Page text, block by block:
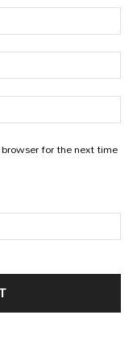
for the next time